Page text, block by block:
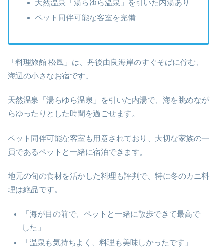
天然温泉「湯らゆら温泉」を引いた内湯あり
ペット同伴可能な客室を完備
「料理旅館 松風」は、丹後由良海岸のすぐそばに佇む、
海辺の小さなお宿です。
天然温泉「湯らゆら温泉」を引いた内湯で、海を眺めなが
らゆったりとした時間を過ごせます。
ペット同伴可能な客室も用意されており、大切な家族の一
員であるペットと一緒に宿泊できます。
地元の旬の食材を活かした料理も評判で、特に冬のカニ料
理は絶品です。
「海が目の前で、ペットと一緒に散歩できて最高で
した」
「温泉も気持ちよく、料理も美味しかったです」